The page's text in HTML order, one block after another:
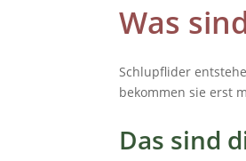
Was
Schlupflider
bekommen sie erst
Das sind